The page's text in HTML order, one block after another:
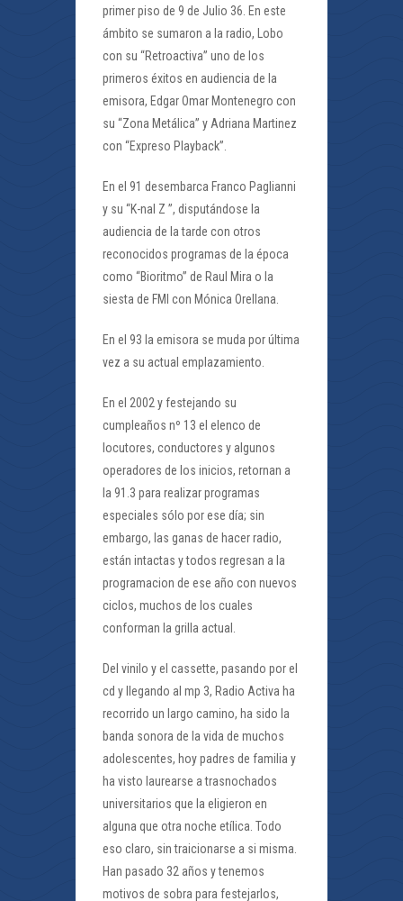
primer piso de 9 de Julio 36. En este
ámbito se sumaron a la radio, Lobo
con su “Retroactiva” uno de los
primeros éxitos en audiencia de la
emisora, Edgar Omar Montenegro con
su “Zona Metálica” y Adriana Martinez
con “Expreso Playback”.
En el 91 desembarca Franco Paglianni
y su “K-nal Z ”, disputándose la
audiencia de la tarde con otros
reconocidos programas de la época
como “Bioritmo” de Raul Mira o la
siesta de FMI con Mónica Orellana.
En el 93 la emisora se muda por última
vez a su actual emplazamiento.
En el 2002 y festejando su
cumpleaños nº 13 el elenco de
locutores, conductores y algunos
operadores de los inicios, retornan a
la 91.3 para realizar programas
especiales sólo por ese día; sin
embargo, las ganas de hacer radio,
están intactas y todos regresan a la
programacion de ese año con nuevos
ciclos, muchos de los cuales
conforman la grilla actual.
Del vinilo y el cassette, pasando por el
cd y llegando al mp 3, Radio Activa ha
recorrido un largo camino, ha sido la
banda sonora de la vida de muchos
adolescentes, hoy padres de familia y
ha visto laurearse a trasnochados
universitarios que la eligieron en
alguna que otra noche etílica. Todo
eso claro, sin traicionarse a si misma.
Han pasado 32 años y tenemos
motivos de sobra para festejarlos,